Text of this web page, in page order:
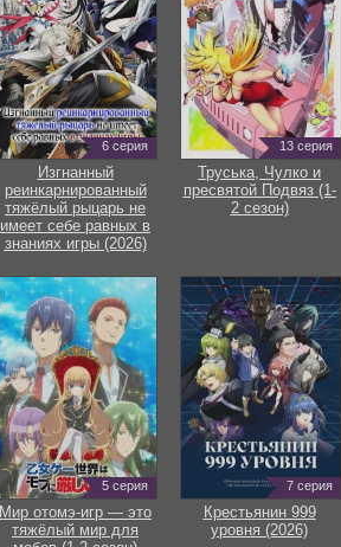
6 серия
Изгнанный
реинкарнированный
тяжёлый рыцарь не
имеет себе равных в
знаниях игры (2026)
13 серия
Труська, Чулко и
пресвятой Подвяз (1-
2 сезон)
5 серия
Мир отомэ-игр — это
тяжёлый мир для
7 серия
Крестьянин 999
уровня (2026)